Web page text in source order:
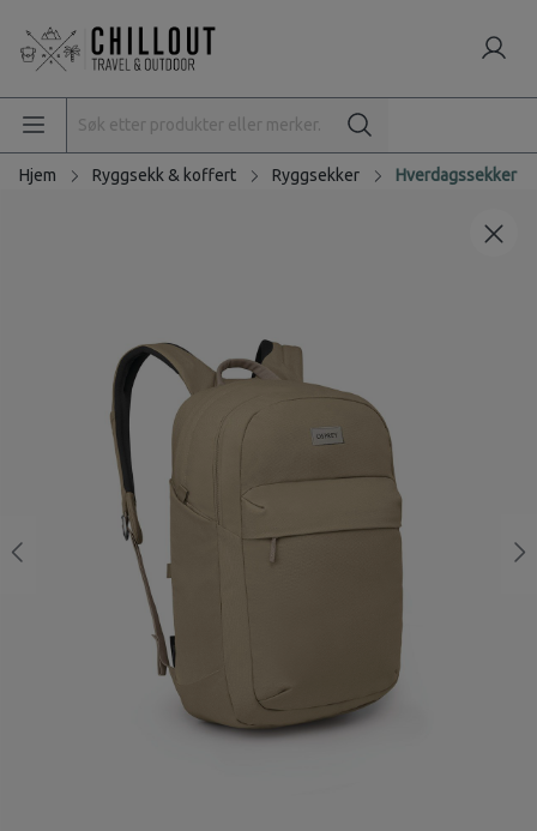
Hjem Ryggsekk & koffert Ryggsekker Hverdagssekker